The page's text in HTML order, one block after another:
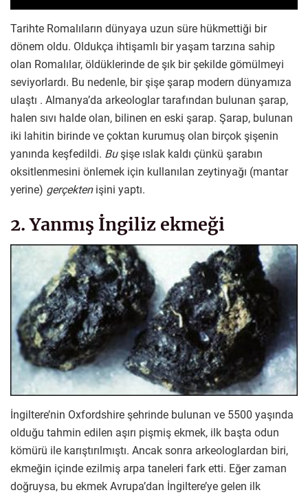
Tarihte Romalıların dünyaya uzun süre hükmettiği bir
dönem oldu. Oldukça ihtişamlı bir yaşam tarzına sahip
olan Romalılar, öldüklerinde de şık bir şekilde gömülmeyi
seviyorlardı. Bu nedenle, bir şişe şarap modern dünyamıza
ulaştı . Almanya’da arkeologlar tarafından bulunan şarap,
halen sıvı halde olan, bilinen en eski şarap. Şarap, bulunan
iki lahitin birinde ve çoktan kurumuş olan birçok şişenin
yanında keşfedildi. Buşişe ıslak kaldı çünkü şarabın
oksitlenmesini önlemek için kullanılan zeytinyağı (mantar
yerine) gerçektenişini yaptı.
2. Yanmış İngiliz ekmeği
İngiltere’nin Oxfordshire şehrinde bulunan ve 5500 yaşında
olduğu tahmin edilen aşırı pişmiş ekmek, ilk başta odun
kömürü ile karıştırılmıştı. Ancak sonra arkeologlardan biri,
ekmeğin içinde ezilmiş arpa taneleri fark etti. Eğer zaman
doğruysa, bu ekmek Avrupa’dan İngiltere’ye gelen ilk